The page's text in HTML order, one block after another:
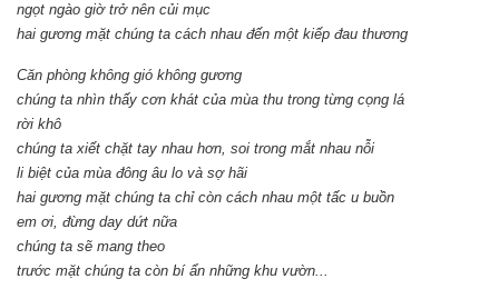
ngọt ngào giờ trở nên củi mục
hai gương mặt chúng ta cách nhau đến một kiếp đau thương
Căn phòng không gió không gương
chúng ta nhìn thấy cơn khát của mùa thu trong từng cọng lá
rời khô
chúng ta xiết chặt tay nhau hơn, soi trong mắt nhau nỗi
li biệt của mùa đông âu lo và sợ hãi
hai gương mặt chúng ta chỉ còn cách nhau một tấc u buồn
em ơi, đừng day dứt nữa
chúng ta sẽ mang theo
trước mặt chúng ta còn bí ẩn những khu vườn...